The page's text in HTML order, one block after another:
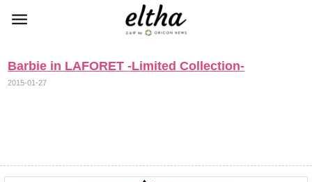
Barbie in LAFORET -Limited Collection-
2015-01-27